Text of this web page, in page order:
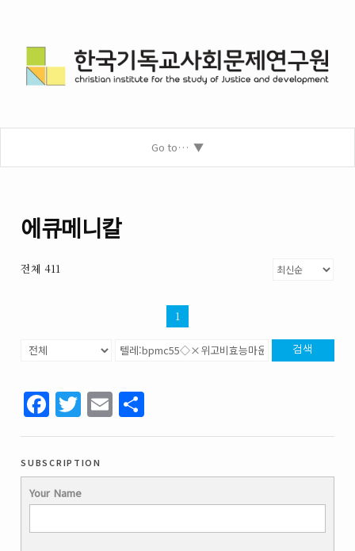
Go to…
에큐메니칼
전체 411
1
검색
Facebook
Twitter
Email
subscription
Your Name